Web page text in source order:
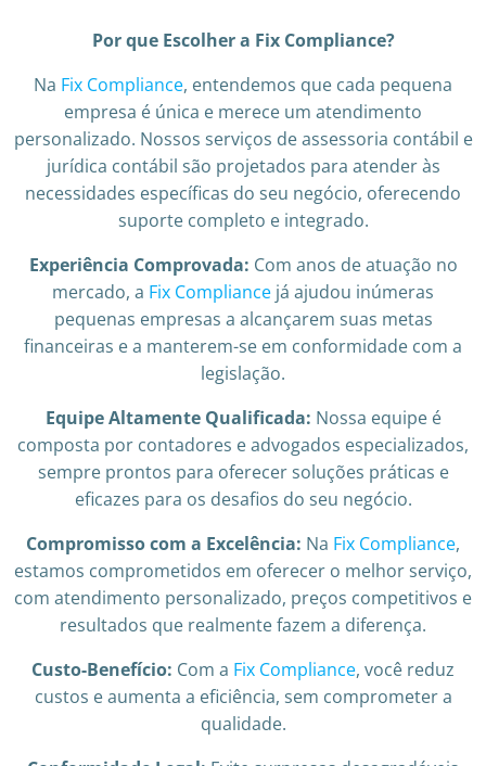
Por que Escolher a Fix Compliance?
Na Fix Compliance, entendemos que cada pequena
empresa é única e merece um atendimento
personalizado. Nossos serviços de assessoria contábil e
jurídica contábil são projetados para atender às
necessidades específicas do seu negócio, oferecendo
suporte completo e integrado.
Experiência Comprovada: Com anos de atuação no
mercado, a Fix Compliance já ajudou inúmeras
pequenas empresas a alcançarem suas metas
financeiras e a manterem-se em conformidade com a
legislação.
Equipe Altamente Qualificada: Nossa equipe é
composta por contadores e advogados especializados,
sempre prontos para oferecer soluções práticas e
eficazes para os desafios do seu negócio.
Compromisso com a Excelência: Na Fix Compliance,
estamos comprometidos em oferecer o melhor serviço,
com atendimento personalizado, preços competitivos e
resultados que realmente fazem a diferença.
Custo-Benefício: Com a Fix Compliance, você reduz
custos e aumenta a eficiência, sem comprometer a
qualidade.